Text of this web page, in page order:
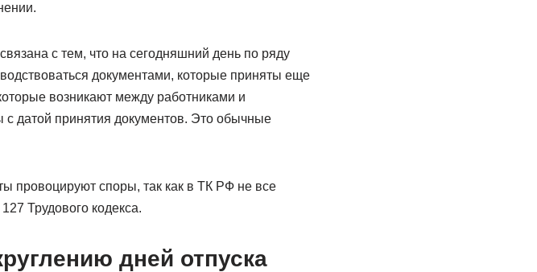
с тем, что на сегодняшний день по ряду
документами, которые приняты еще
возникают между работниками и
с датой принятия документов. Это обычные
провоцируют споры, так как в ТК РФ не все
Трудового кодекса.
дней отпуска